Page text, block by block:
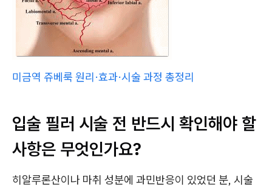
미금역 쥬베룩 원리·효과·시술 과정 총정리
입술 필러 시술 전 반드시 확인해야 할
사항은 무엇인가요?
히알루론산이나 마취 성분에 과민반응이 있었던 분, 시술